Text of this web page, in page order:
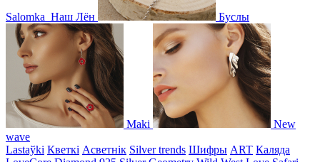
Salomka Наш Лён Буслы
Maki
New
wave
Lastaўki Кветкі Асветнiк Silver trends Шифры ART Каляда